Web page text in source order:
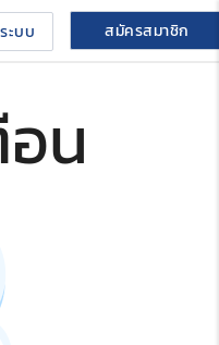
ะบบ สมัครสมาชิก
น